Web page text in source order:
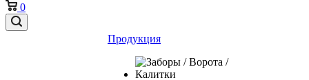
0
Продукция